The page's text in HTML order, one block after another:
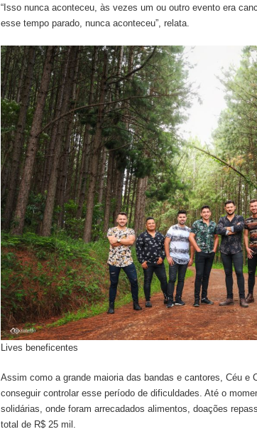
“Isso nunca aconteceu, às vezes um ou outro evento era
esse tempo parado, nunca aconteceu”, relata.
Lives beneficentes
Assim como a grande maioria das bandas e cantores, Céu e
conseguir controlar esse período de dificuldades. Até o
solidárias, onde foram arrecadados alimentos, doações
total de R$ 25 mil.